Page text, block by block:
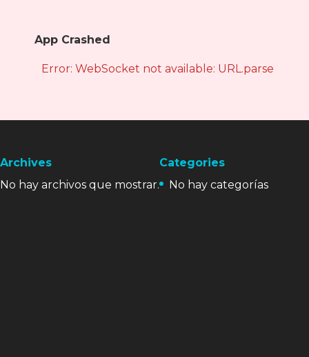
App Crashed
Error: WebSocket not available: URL.parse is
Archives
No hay archivos que mostrar.
Categories
No hay categorías